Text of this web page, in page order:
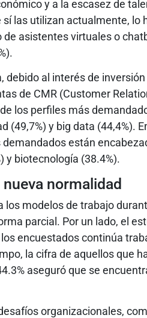
y a la escasez de
las utilizan actualmente, lo
asistentes virtuales o
debido al interés de
de CMR (Customer
los perfiles más
(49,7%) y big data (44,4%).
están
y biotecnología (38.4%).
normalidad
modelos de trabajo
parcial. Por un lado, el
encuestados continúa
la cifra de aquellos que
aseguró que se
organizacionales,